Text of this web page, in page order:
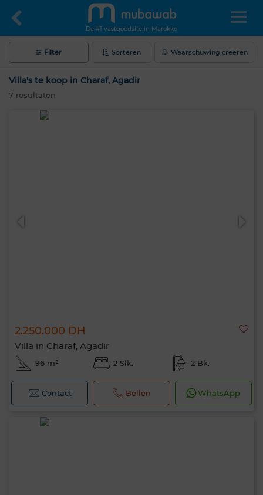
De #1 vastgoedsite in Marokko
Filter Sorteren Waarschuwing creëren
Villa's te koop in Charaf, Agadir
7 resultaten
2.250.000 DH
Villa in Charaf, Agadir
96 m² 2 Slk. 2 Bk.
Contact Bellen WhatsApp